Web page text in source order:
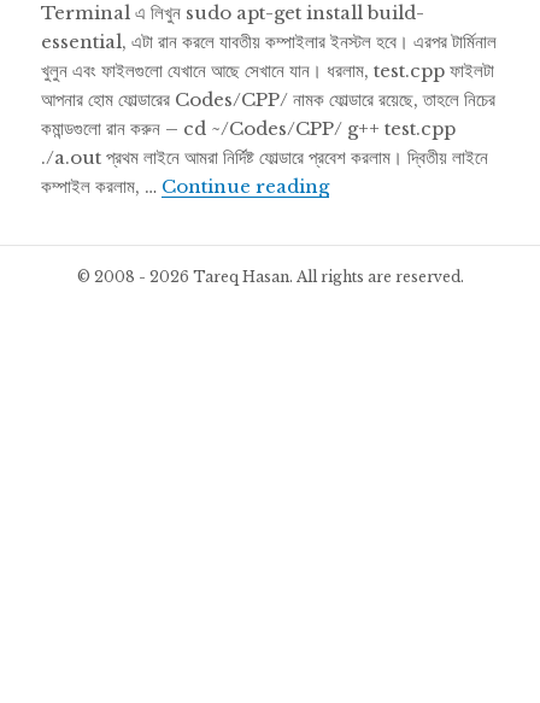
Terminal এ লিখুন sudo apt-get install build-
essential, এটা রান করলে যাবতীয় কম্পাইলার ইনস্টল হবে। এরপর টার্মিনাল
খুলুন এবং ফাইলগুলো যেখানে আছে সেখানে যান। ধরলাম, test.cpp ফাইলটা
আপনার হোম ফোল্ডারের Codes/CPP/ নামক ফোল্ডারে রয়েছে, তাহলে নিচের
কমান্ডগুলো রান করুন – cd ~/Codes/CPP/ g++ test.cpp
./a.out প্রথম লাইনে আমরা নির্দিষ্ট ফোল্ডারে প্রবেশ করলাম। দ্বিতীয় লাইনে
কম্পাইল করলাম, … Continue readingউবুন্টুতে *.cpp ফাইল কিভাবে
© 2008 - 2026 Tareq Hasan. All rights are reserved.